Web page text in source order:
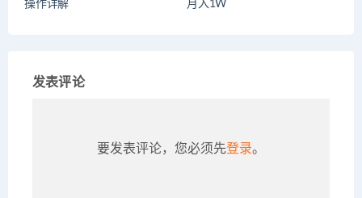
操作详解
月入1W
发表评论
要发表评论，您必须先登录。